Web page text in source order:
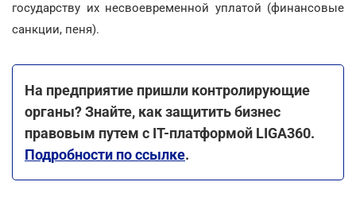
государству их несвоевременной уплатой (финансовые
санкции, пеня).
На предприятие пришли контролирующие
органы? Знайте, как защитить бизнес
правовым путем с IT-платформой LIGA360.
Подробности по ссылке.